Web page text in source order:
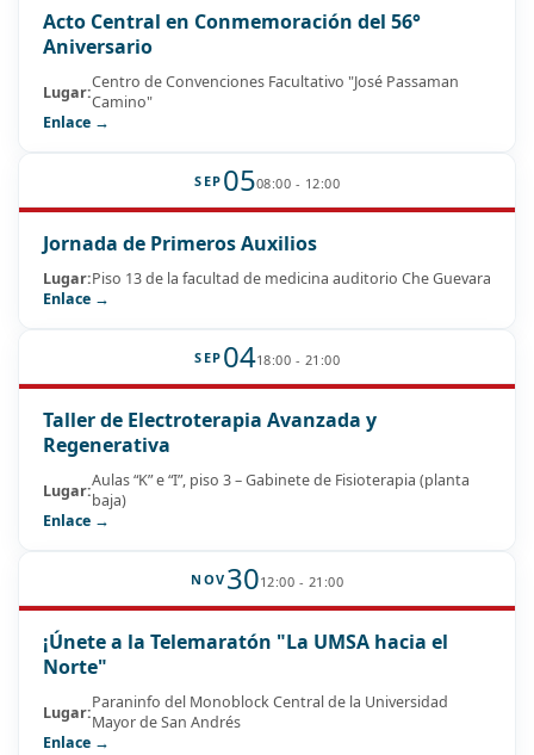
Acto Central en Conmemoración del 56°
Aniversario
Lugar:Centro de Convenciones Facultativo "José Passaman
Camino"
Enlace →
SEP 0508:00 - 12:00
Jornada de Primeros Auxilios
Lugar:Piso 13 de la facultad de medicina auditorio Che Guevara
Enlace →
SEP 0418:00 - 21:00
Taller de Electroterapia Avanzada y
Regenerativa
Lugar:Aulas “K” e “I”, piso 3 – Gabinete de Fisioterapia (planta
baja)
Enlace →
NOV 3012:00 - 21:00
¡Únete a la Telemaratón "La UMSA hacia el
Norte"
Lugar:Paraninfo del Monoblock Central de la Universidad
Mayor de San Andrés
Enlace →